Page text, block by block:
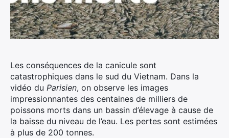
Les conséquences de la canicule sont
catastrophiques dans le sud du Vietnam. Dans la
vidéo du Parisien, on observe les images
impressionnantes des centaines de milliers de
poissons morts dans un bassin d’élevage à cause de
la baisse du niveau de l’eau. Les pertes sont estimées
à plus de 200 tonnes.